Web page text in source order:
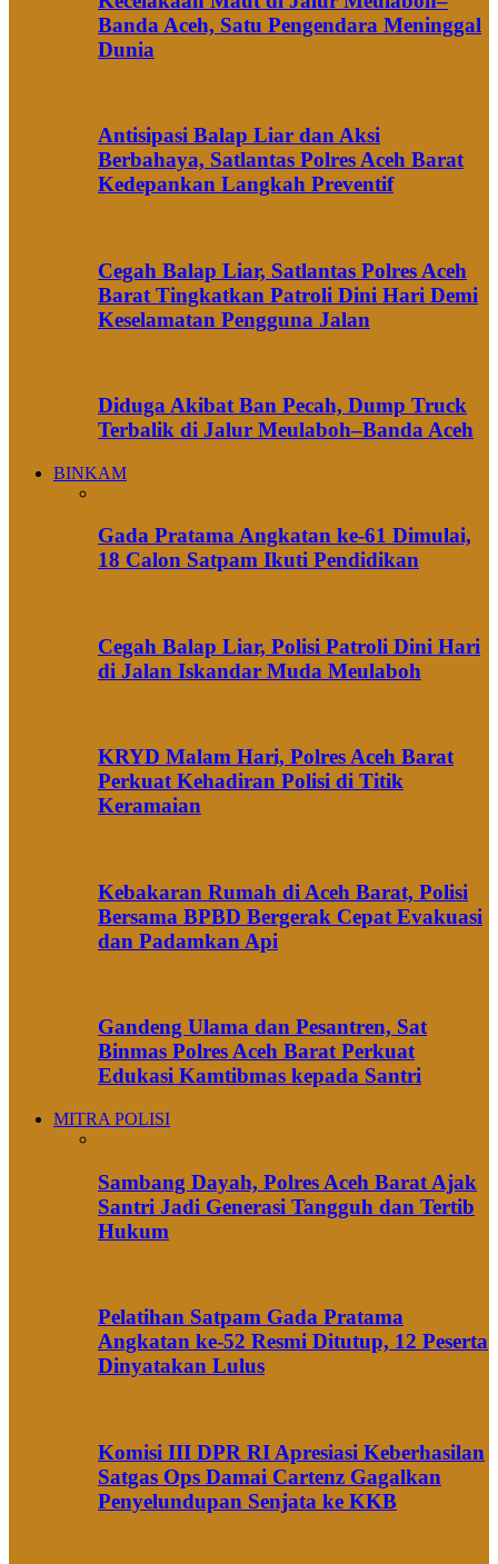
Banda Aceh, Satu Pengendara Meninggal
Dunia
Antisipasi Balap Liar dan Aksi
Berbahaya, Satlantas Polres Aceh Barat
Kedepankan Langkah Preventif
Cegah Balap Liar, Satlantas Polres Aceh
Barat Tingkatkan Patroli Dini Hari Demi
Keselamatan Pengguna Jalan
Diduga Akibat Ban Pecah, Dump Truck
Terbalik di Jalur Meulaboh–Banda Aceh
BINKAM
Gada Pratama Angkatan ke-61 Dimulai,
18 Calon Satpam Ikuti Pendidikan
Cegah Balap Liar, Polisi Patroli Dini Hari
di Jalan Iskandar Muda Meulaboh
KRYD Malam Hari, Polres Aceh Barat
Perkuat Kehadiran Polisi di Titik
Keramaian
Kebakaran Rumah di Aceh Barat, Polisi
Bersama BPBD Bergerak Cepat Evakuasi
dan Padamkan Api
Gandeng Ulama dan Pesantren, Sat
Binmas Polres Aceh Barat Perkuat
Edukasi Kamtibmas kepada Santri
MITRA POLISI
Sambang Dayah, Polres Aceh Barat Ajak
Santri Jadi Generasi Tangguh dan Tertib
Hukum
Pelatihan Satpam Gada Pratama
Angkatan ke-52 Resmi Ditutup, 12 Peserta
Dinyatakan Lulus
Komisi III DPR RI Apresiasi Keberhasilan
Satgas Ops Damai Cartenz Gagalkan
Penyelundupan Senjata ke KKB